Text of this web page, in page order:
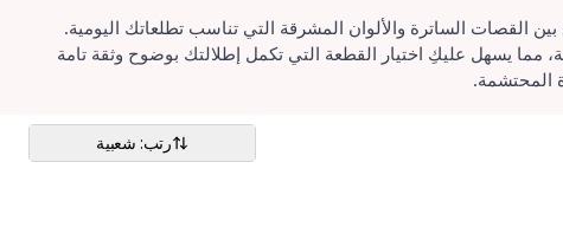
الساترة والألوان المشرقة التي تناسب تطلعاتك اليومية.
مما يسهل عليكِ اختيار القطعة التي تكمل إطلالتك بوضوح وثقة تامة
المحتشمة.
رتب: شعبية